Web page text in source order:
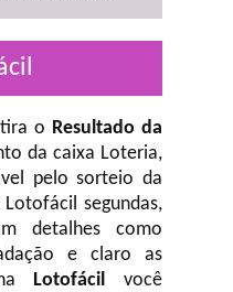
o Resultado da
da caixa Loteria,
pelo sorteio da
Lotofácil segundas,
detalhes como
e claro as
Lotofácil você